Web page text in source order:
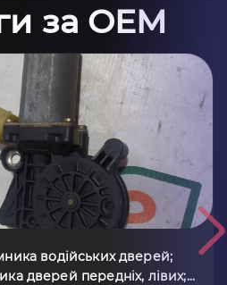
за OEM
водійських дверей;
дверей передніх, лівих;